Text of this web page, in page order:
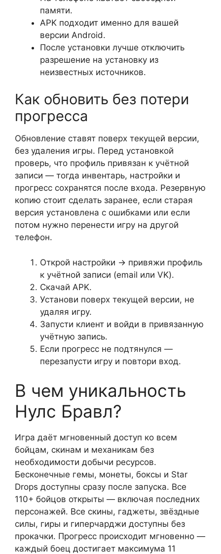
памяти.
APK подходит именно для вашей
версии Android.
После установки лучше отключить
разрешение на установку из
неизвестных источников.
Как обновить без потери
прогресса
Обновление ставят поверх текущей версии,
без удаления игры. Перед установкой
проверь, что профиль привязан к учётной
записи — тогда инвентарь, настройки и
прогресс сохранятся после входа. Резервную
копию стоит сделать заранее, если старая
версия установлена с ошибками или если
потом нужно перенести игру на другой
телефон.
Открой настройки → привяжи профиль
к учётной записи (email или VK).
Скачай APK.
Установи поверх текущей версии, не
удаляя игру.
Запусти клиент и войди в привязанную
учётную запись.
Если прогресс не подтянулся —
перезапусти игру и повтори вход.
В чем уникальность
Нулс Бравл?
Игра даёт мгновенный доступ ко всем
бойцам, скинам и механикам без
необходимости добычи ресурсов.
Бесконечные гемы, монеты, боксы и Star
Drops доступны сразу после запуска. Все
110+ бойцов открыты — включая последних
персонажей. Все скины, гаджеты, звёздные
силы, гиры и гиперчарджи доступны без
прокачки. Прогресс происходит мгновенно —
каждый боец достигает максимума 11